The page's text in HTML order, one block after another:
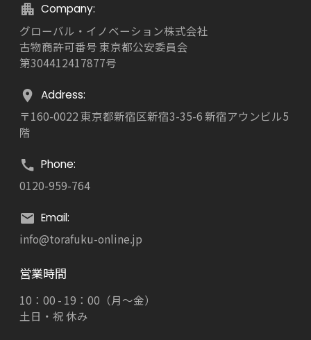
Company:
グローバル・イノベーション株式会社
古物商許可番号 東京都公安委員会
第304412417877号
Address:
〒160-0022 東京都新宿区新宿3-35-6 新宿アウンビル5
階
Phone:
0120-959-764
Email:
info@torafuku-online.jp
営業時間
10：00 - 19：00（月～金）
土日・祝 休み